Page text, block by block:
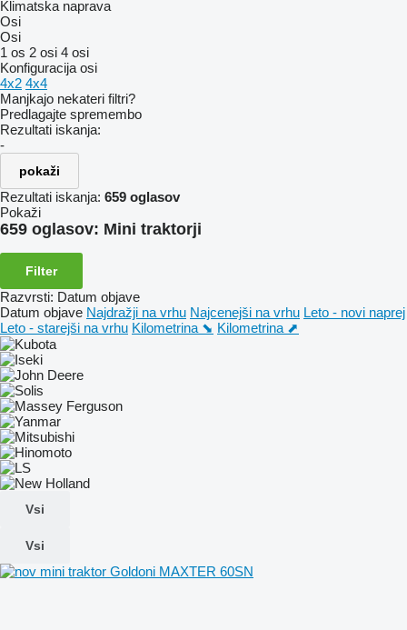
Klimatska naprava
Osi
Osi
1 os 2 osi 4 osi
Konfiguracija osi
4x2 4x4
Manjkajo nekateri filtri?
Predlagajte spremembo
Rezultati iskanja:
-
pokaži
Rezultati iskanja: 659 oglasov
Pokaži
659 oglasov: Mini traktorji
Filter
Razvrsti: Datum objave
Datum objave Najdražji na vrhu Najcenejši na vrhu Leto - novi naprej
Leto - starejši na vrhu Kilometrina ⬊ Kilometrina ⬈
Vsi
Vsi